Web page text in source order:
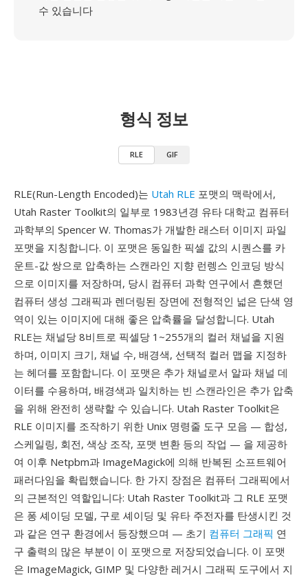
수 있습니다
형식 정보
RLE GIF
RLE(Run-Length Encoded)는 Utah RLE 포맷의 맥락에서,
Utah Raster Toolkit의 일부로 1983년경 유타 대학교 컴퓨터
과학부의 Spencer W. Thomas가 개발한 래스터 이미지 파일
포맷을 지칭합니다. 이 포맷은 동일한 픽셀 값의 시퀀스를 카
운트-값 쌍으로 압축하는 스캔라인 지향 런렝스 인코딩 방식
으로 이미지를 저장하며, 당시 컴퓨터 과학 연구에서 흔했던
컴퓨터 생성 그래픽과 렌더링된 장면에 전형적인 넓은 단색 영
역이 있는 이미지에 대해 좋은 압축률을 달성합니다. Utah
RLE는 채널당 8비트로 픽셀당 1~255개의 컬러 채널을 지원
하며, 이미지 크기, 채널 수, 배경색, 선택적 컬러 맵을 지정하
는 헤더를 포함합니다. 이 포맷은 추가 채널로서 알파 채널 데
이터를 수용하며, 배경색과 일치하는 빈 스캔라인은 추가 압축
을 위해 완전히 생략할 수 있습니다. Utah Raster Toolkit은
RLE 이미지를 조작하기 위한 Unix 명령줄 도구 모음 — 합성,
스케일링, 회전, 색상 조작, 포맷 변환 등의 작업 — 을 제공하
여 이후 Netpbm과 ImageMagick에 의해 반복된 소프트웨어
패러다임을 확립했습니다. 한 가지 장점은 컴퓨터 그래픽에서
의 근본적인 역할입니다: Utah Raster Toolkit과 그 RLE 포맷
은 퐁 셰이딩 모델, 구로 셰이딩 및 유타 주전자를 탄생시킨 것
과 같은 연구 환경에서 등장했으며 — 초기 컴퓨터 그래픽 연
구 출력의 많은 부분이 이 포맷으로 저장되었습니다. 이 포맷
은 ImageMagick, GIMP 및 다양한 레거시 그래픽 도구에서 지